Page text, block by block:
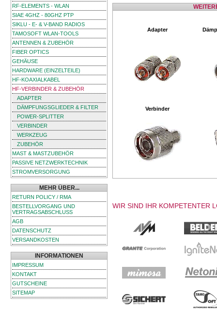
RF-ELEMENTS - WLAN
SIAE 4GHZ - 80GHZ PTP
SIKLU - E- & V-BAND RADIOS
TAMOSOFT WLAN-TOOLS
ANTENNEN & ZUBEHÖR
FIBER OPTICS
GEHÄUSE
HARDWARE (EINZELTEILE)
HF-KOAXIALKABEL
HF-VERBINDER & ZUBEHÖR
ADAPTER
DÄMPFUNGSGLIEDER & FILTER
POWER-SPLITTER
VERBINDER
WERKZEUG
ZUBEHÖR
MAST & MASTZUBEHÖR
PASSIVE NETZWERKTECHNIK
STROMVERSORGUNG
MEHR ÜBER...
RETURN POLICY / RMA
BESTELLVORGANG UND
VERTRAGSABSCHLUSS
AGB
DATENSCHUTZ
VERSANDKOSTEN
INFORMATIONEN
IMPRESSUM
KONTAKT
GUTSCHEINE
SITEMAP
Adapter
Verbinder
WIR SIND IHR KOMPETENTER